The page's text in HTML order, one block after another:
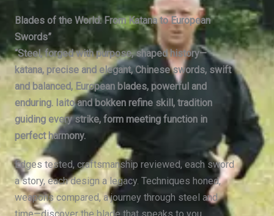
Blades of the World: From Katana to European
Swords”
“Steel, forged with purpose, shaped history—
katana, precise and elegant, Chinese swords, swift
and balanced, European blades, powerful and
enduring. Iaito and bokken refine skill, tradition
guiding every strike, form meeting function in
perfect harmony.
Edges tested, craftsmanship reviewed, each sword
a story, each design a legacy. Techniques honed,
weapons compared, a journey through steel and